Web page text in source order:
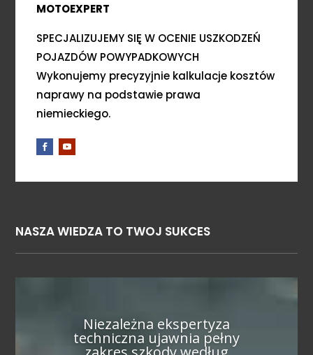
MOTOEXPERT
SPECJALIZUJEMY SIĘ W OCENIE USZKODZEŃ
POJAZDÓW POWYPADKOWYCH
Wykonujemy precyzyjnie kalkulacje kosztów
naprawy na podstawie prawa
niemieckiego.
NASZA WIEDZA TO TWOJ SUKCES
Niezależna ekspertyza
techniczna ujawnia pełny